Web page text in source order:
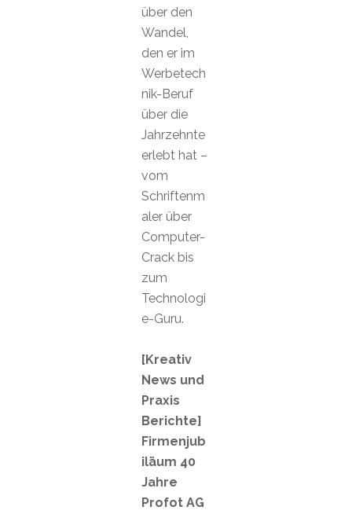
über den
Wandel,
den er im
Werbetech
nik-Beruf
über die
Jahrzehnte
erlebt hat –
vom
Schriftenm
aler über
Computer-
Crack bis
zum
Technologi
e-Guru.
[Kreativ
News und
Praxis
Berichte]
Firmenjub
iläum 40
Jahre
Profot AG